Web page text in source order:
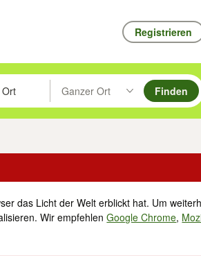
Registrieren
Pfeiltasten nach oben/unten durchsuchen
Eingabetaste drücken um zu
Ganzer Ort
Suche im Umkreis des gewählten
Finden
das Licht der Welt erblickt hat. Um
Wir empfehlenGoogle Chrome,